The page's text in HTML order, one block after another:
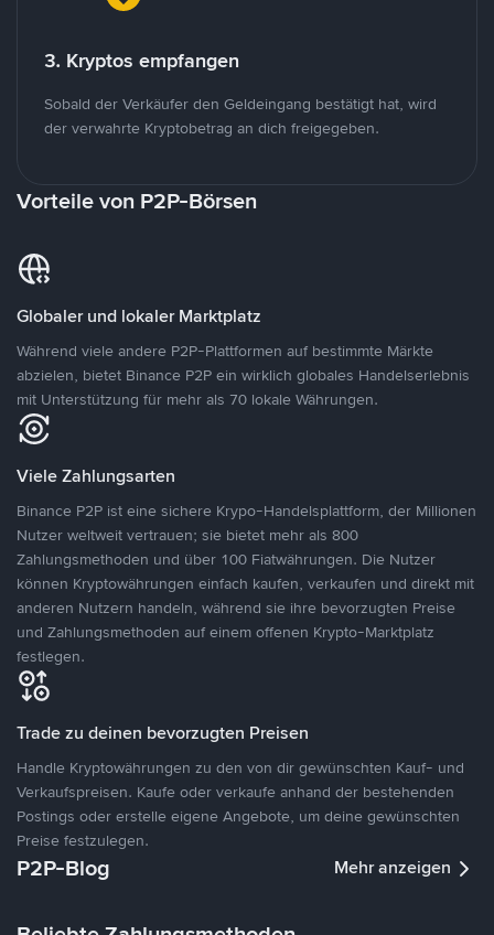
3. Kryptos empfangen
Sobald der Verkäufer den Geldeingang bestätigt hat, wird
der verwahrte Kryptobetrag an dich freigegeben.
Vorteile von P2P-Börsen
Globaler und lokaler Marktplatz
Während viele andere P2P-Plattformen auf bestimmte Märkte
abzielen, bietet Binance P2P ein wirklich globales Handelserlebnis
mit Unterstützung für mehr als 70 lokale Währungen.
Viele Zahlungsarten
Binance P2P ist eine sichere Krypo-Handelsplattform, der Millionen
Nutzer weltweit vertrauen; sie bietet mehr als 800
Zahlungsmethoden und über 100 Fiatwährungen. Die Nutzer
können Kryptowährungen einfach kaufen, verkaufen und direkt mit
anderen Nutzern handeln, während sie ihre bevorzugten Preise
und Zahlungsmethoden auf einem offenen Krypto-Marktplatz
festlegen.
Trade zu deinen bevorzugten Preisen
Handle Kryptowährungen zu den von dir gewünschten Kauf- und
Verkaufspreisen. Kaufe oder verkaufe anhand der bestehenden
Postings oder erstelle eigene Angebote, um deine gewünschten
Preise festzulegen.
P2P-Blog Mehr anzeigen